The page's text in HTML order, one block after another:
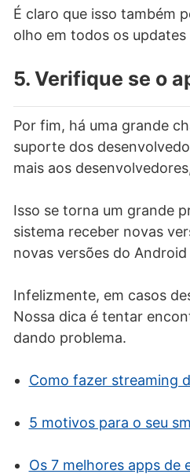
É claro que isso também
olho em todos os
5. Verifique se o
Por fim, há uma grande
suporte dos
mais aos
Isso se torna um grande
sistema receber novas
novas versões do
Infelizmente, em casos
Nossa dica é tentar
dando problema.
Como fazer streaming
5 motivos para o seu
Os 7 melhores apps de